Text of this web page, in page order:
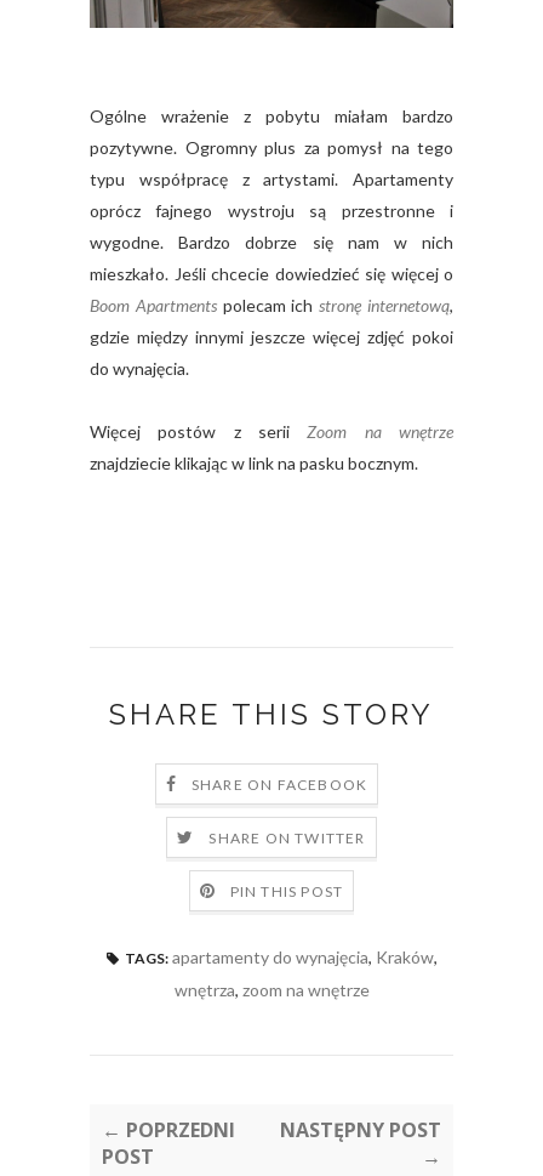
Ogólne wrażenie z pobytu miałam bardzo
pozytywne. Ogromny plus za pomysł na tego
typu współpracę z artystami. Apartamenty
oprócz fajnego wystroju są przestronne i
wygodne. Bardzo dobrze się nam w nich
mieszkało. Jeśli chcecie dowiedzieć się więcej o
Boom Apartmentspolecam ichstronę internetową,
gdzie między innymi jeszcze więcej zdjęć pokoi
do wynajęcia.
Więcej postów z serii Zoom na wnętrze
znajdziecie klikając w link na pasku bocznym.
SHARE THIS STORY
SHARE ON FACEBOOK
SHARE ON TWITTER
PIN THIS POST
TAGS: apartamenty do wynajęcia, Kraków,
wnętrza, zoom na wnętrze
← POPRZEDNI
POST
NASTĘPNY POST
→